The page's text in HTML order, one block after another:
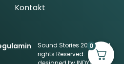
Kontakt
Sound Stories 2026 © All
rights Reserved.
0